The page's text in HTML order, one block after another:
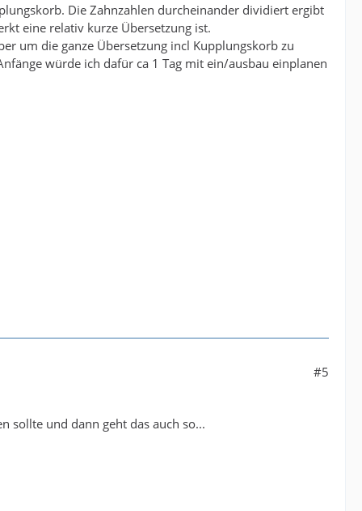
Die Zahnzahlen durcheinander dividiert ergibt
eine relativ kurze Übersetzung ist.
um die ganze Übersetzung incl Kupplungskorb zu
würde ich dafür ca 1 Tag mit ein/ausbau einplanen
#5
sollte und dann geht das auch so...